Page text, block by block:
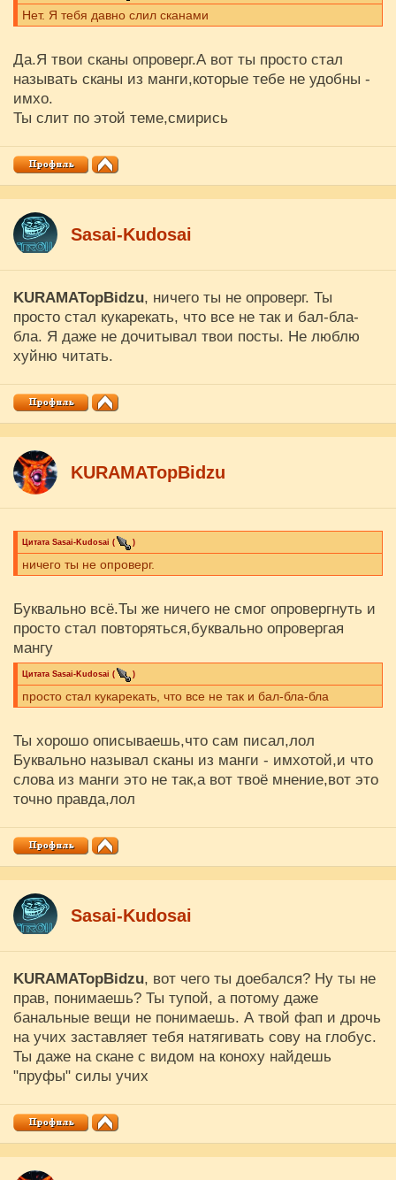
Нет. Я тебя давно слил сканами
Да.Я твои сканы опроверг.А вот ты просто стал
называть сканы из манги,которые тебе не удобны -
имхо.
Ты слит по этой теме,смирись
Sasai-Kudosai
KURAMATopBidzu, ничего ты не опроверг. Ты
просто стал кукарекать, что все не так и бал-бла-
бла. Я даже не дочитывал твои посты. Не люблю
хуйню читать.
KURAMATopBidzu
Цитата Sasai-Kudosai ( )
ничего ты не опроверг.
Буквально всё.Ты же ничего не смог опровергнуть и
просто стал повторяться,буквально опровергая
мангу
Цитата Sasai-Kudosai ( )
просто стал кукарекать, что все не так и бал-бла-бла
Ты хорошо описываешь,что сам писал,лол
Буквально называл сканы из манги - имхотой,и что
слова из манги это не так,а вот твоё мнение,вот это
точно правда,лол
Sasai-Kudosai
KURAMATopBidzu, вот чего ты доебался? Ну ты не
прав, понимаешь? Ты тупой, а потому даже
банальные вещи не понимаешь. А твой фап и дрочь
на учих заставляет тебя натягивать сову на глобус.
Ты даже на скане с видом на коноху найдешь
"пруфы" силы учих